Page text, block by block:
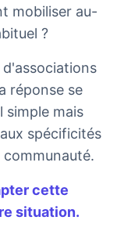
mobiliser au-
?
réponse se
simple mais
spécificités
cette
situation.